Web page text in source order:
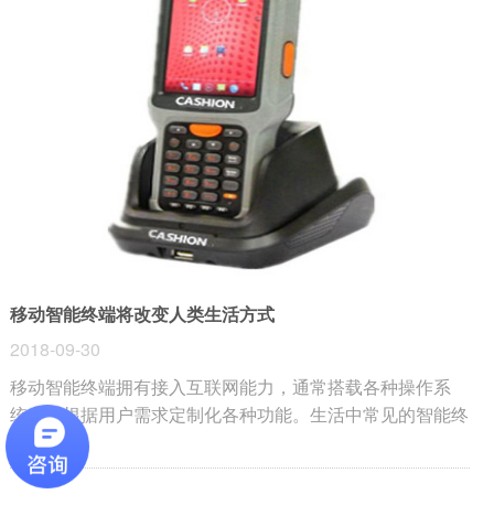
移动智能终端将改变人类生活方式
2018-09-30
移动智能终端拥有接入互联网能力，通常搭载各种操作系
统，可根据用户需求定制化各种功能。生活中常见的智能终
端包括移动智能终端、车载智能终端、智能电视、可穿戴设
备等。